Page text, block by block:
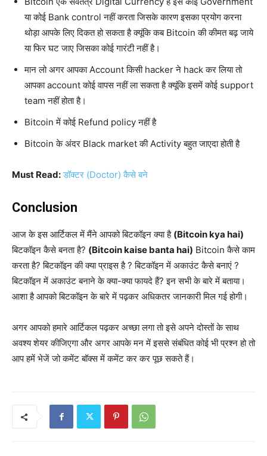
या कोई Bank control नहीं करता जिसके कारण इसका प्रयोग करना
थोड़ा आपके लिए दिकत हो सकता है क्यूंकि कब Bitcoin की कीमत बढ़ जाये
या फिर घट जाए जिसका कोई गारंटी नहीं है।
मान लो अगर आपका Account किसी hacker ने hack कर लिया तो
आपका account कोई वापस नहीं ला सकता है क्यूंकि इसमें कोई support
team नहीं होता है।
Bitcoin में कोई Refund policy नहीं है
Bitcoin के अंदर Black market की Activity बहुत जाएदा होती है
Must Read: डॉक्टर (Doctor) कैसे बने
Conclusion
आज के इस आर्टिकल में मैंने आपको बिटकॉइन क्या है (Bitcoin kya hai)
बिटकॉइन कैसे बनता है? (Bitcoin kaise banta hai) Bitcoin कैसे काम
करता है? बिटकॉइन की क्या प्राइस है ? बिटकॉइन में अकाउंट कैसे बनाएं ?
बिटकॉइन में अकाउंट बनाने के क्या-क्या फायदे हैं? इन सभी के बारे में बताया।
आशा है आपको बिटकॉइन के बारे में पढ़कर अधिकतर जानकारी मिल गई होगी।
अगर आपको हमारे आर्टिकल पढ़कर अच्छा लगा तो इसे अपने दोस्तों के साथ
अवश्य शेयर कीजिएगा और अगर आपके मन में इससे संबंधित कोई भी प्रश्न हो तो
आप हमें भेजें जो कमेंट बॉक्स में कमेंट कर कर पूछ सकते हैं।